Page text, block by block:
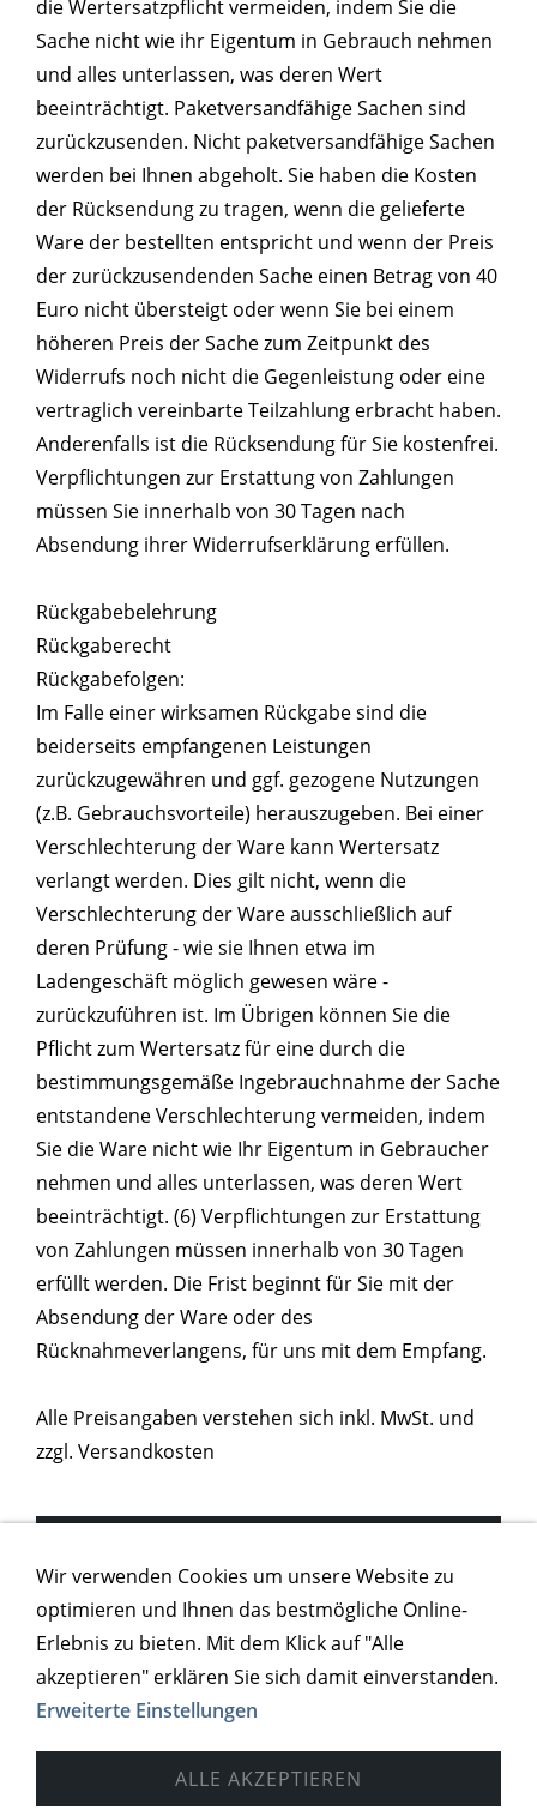
die Wertersatzpflicht vermeiden, indem Sie die
Sache nicht wie ihr Eigentum in Gebrauch nehmen
und alles unterlassen, was deren Wert
beeinträchtigt. Paketversandfähige Sachen sind
zurückzusenden. Nicht paketversandfähige Sachen
werden bei Ihnen abgeholt. Sie haben die Kosten
der Rücksendung zu tragen, wenn die gelieferte
Ware der bestellten entspricht und wenn der Preis
der zurückzusendenden Sache einen Betrag von 40
Euro nicht übersteigt oder wenn Sie bei einem
höheren Preis der Sache zum Zeitpunkt des
Widerrufs noch nicht die Gegenleistung oder eine
vertraglich vereinbarte Teilzahlung erbracht haben.
Anderenfalls ist die Rücksendung für Sie kostenfrei.
Verpflichtungen zur Erstattung von Zahlungen
müssen Sie innerhalb von 30 Tagen nach
Absendung ihrer Widerrufserklärung erfüllen.
Rückgabebelehrung
Rückgaberecht
Rückgabefolgen:
Im Falle einer wirksamen Rückgabe sind die
beiderseits empfangenen Leistungen
zurückzugewähren und ggf. gezogene Nutzungen
(z.B. Gebrauchsvorteile) herauszugeben. Bei einer
Verschlechterung der Ware kann Wertersatz
verlangt werden. Dies gilt nicht, wenn die
Verschlechterung der Ware ausschließlich auf
deren Prüfung - wie sie Ihnen etwa im
Ladengeschäft möglich gewesen wäre -
zurückzuführen ist. Im Übrigen können Sie die
Pflicht zum Wertersatz für eine durch die
bestimmungsgemäße Ingebrauchnahme der Sache
entstandene Verschlechterung vermeiden, indem
Sie die Ware nicht wie Ihr Eigentum in Gebraucher
nehmen und alles unterlassen, was deren Wert
beeinträchtigt. (6) Verpflichtungen zur Erstattung
von Zahlungen müssen innerhalb von 30 Tagen
erfüllt werden. Die Frist beginnt für Sie mit der
Absendung der Ware oder des
Rücknahmeverlangens, für uns mit dem Empfang.
Alle Preisangaben verstehen sich inkl. MwSt. und
zzgl. Versandkosten
DATENSCHUTZ
AGB der LOG6 GmbH
Widerrufsrecht
Wir verwenden Cookies um unsere Website zu
optimieren und Ihnen das bestmögliche Online-
Erlebnis zu bieten. Mit dem Klick auf "Alle
akzeptieren" erklären Sie sich damit einverstanden.
Erweiterte Einstellungen
ALLE AKZEPTIEREN